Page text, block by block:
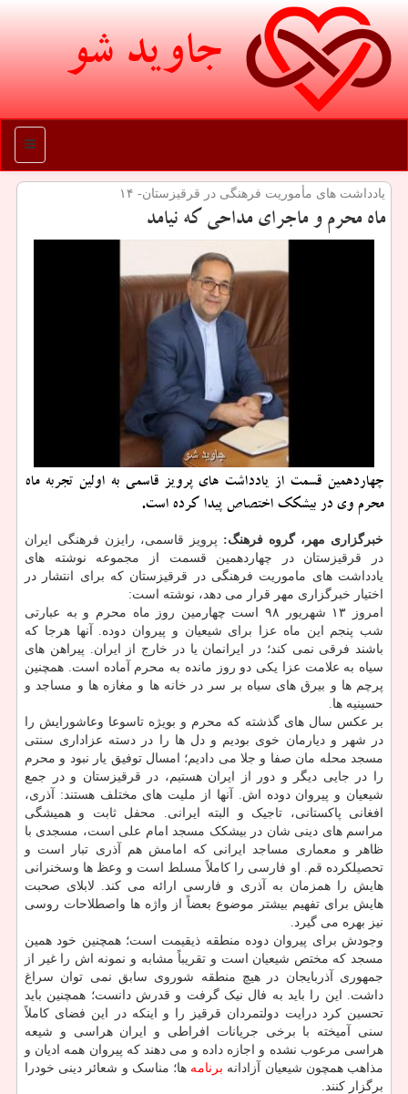
جاوید شو
منو
یادداشت های مأموریت فرهنگی در قرقیزستان- ۱۴
ماه محرم و ماجرای مداحی كه نیامد
چهاردهمین قسمت از یادداشت های پرویز قاسمی به اولین تجربه ماه
محرم وی در بیشكك اختصاص پیدا كرده است.
خبرگزاری مهر، گروه فرهنگ: پرویز قاسمی، رایزن فرهنگی ایران
در قرقیزستان در چهاردهمین قسمت از مجموعه نوشته های
یادداشت های ماموریت فرهنگی در قرقیزستان که برای انتشار در
اختیار خبرگزاری مهر قرار می دهد، نوشته است:
امروز ۱۳ شهریور ۹۸ است چهارمین روز ماه محرم و به عبارتی
شب پنجم این ماه عزا برای شیعیان و پیروان دوده. آنها هرجا که
باشند فرقی نمی کند؛ در ایرانمان یا در خارج از ایران. پیراهن های
سیاه به علامت عزا یکی دو روز مانده به محرم آماده است. همچنین
پرچم ها و بیرق های سیاه بر سر در خانه ها و مغازه ها و مساجد و
حسینیه ها.
بر عکس سال های گذشته که محرم و بویژه تاسوعا وعاشورایش را
در شهر و دیارمان خوی بودیم و دل ها را در دسته عزاداری سنتی
مسجد محله مان صفا و جلا می دادیم؛ امسال توفیق یار نبود و محرم
را در جایی دیگر و دور از ایران هستیم، در قرقیزستان و در جمع
شیعیان و پیروان دوده اش. آنها از ملیت های مختلف هستند: آذری،
افغانی پاکستانی، تاجیک و البته ایرانی. محفل ثابت و همیشگی
مراسم های دینی شان در بیشکک مسجد امام علی است، مسجدی با
ظاهر و معماری مساجد ایرانی که امامش هم آذری تبار است و
تحصیلکرده قم. او فارسی را کاملاً مسلط است و وعظ ها وسخنرانی
هایش را همزمان به آذری و فارسی ارائه می کند. لابلای صحبت
هایش برای تفهیم بیشتر موضوع بعضاً از واژه ها واصطلاحات روسی
نیز بهره می گیرد.
وجودش برای پیروان دوده منطقه ذیقیمت است؛ همچنین خود همین
مسجد که مختص شیعیان است و تقریباً مشابه و نمونه اش را غیر از
جمهوری آذربایجان در هیچ منطقه شوروی سابق نمی توان سراغ
داشت. این را باید به فال نیک گرفت و قدرش دانست؛ همچنین باید
تحسین کرد درایت دولتمردان قرقیز را و اینکه در این فضای کاملاً
سنی آمیخته با برخی جریانات افراطی و ایران هراسی و شیعه
هراسی مرعوب نشده و اجازه داده و می دهند که پیروان همه ادیان و
مذاهب همچون شیعیان آزادانه برنامه ها؛ مناسک و شعائر دینی خودرا
برگزار کنند.